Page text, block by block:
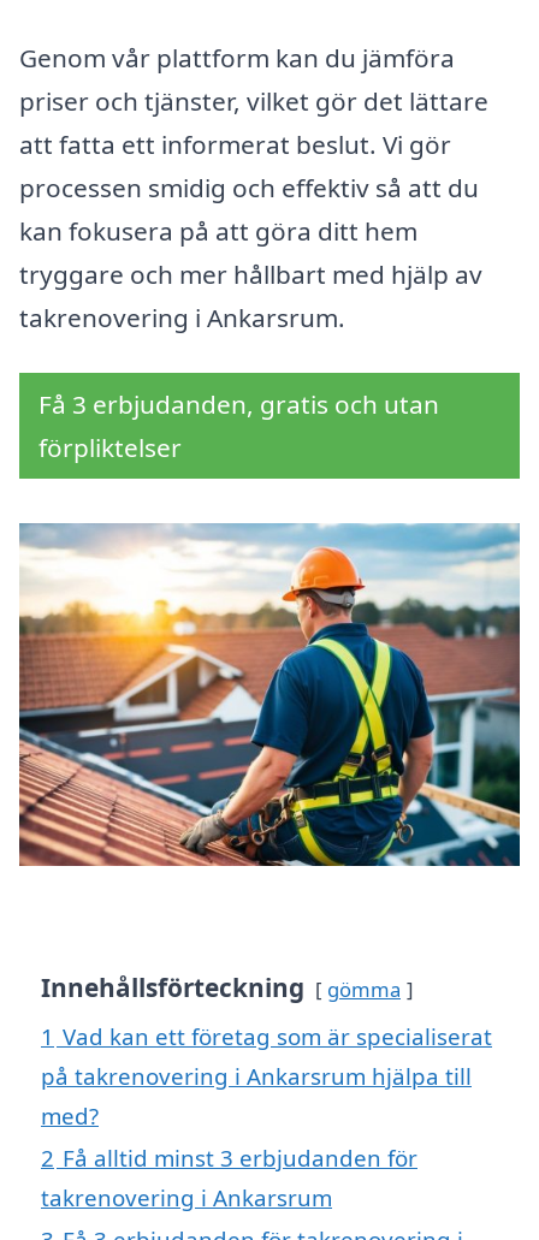
Genom vår plattform kan du jämföra
priser och tjänster, vilket gör det lättare
att fatta ett informerat beslut. Vi gör
processen smidig och effektiv så att du
kan fokusera på att göra ditt hem
tryggare och mer hållbart med hjälp av
takrenovering i Ankarsrum.
Få 3 erbjudanden, gratis och utan
förpliktelser
Innehållsförteckning gömma
1 Vad kan ett företag som är specialiserat
på takrenovering i Ankarsrum hjälpa till
med?
2 Få alltid minst 3 erbjudanden för
takrenovering i Ankarsrum